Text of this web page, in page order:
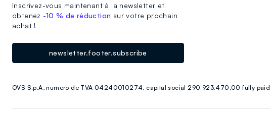
Inscrivez-vous maintenant à la newsletter et
obtenez -10 % de réduction sur votre prochain
achat !
newsletter.footer.subscribe
OVS S.p.A, numéro de TVA 04240010274, capital social 290.923.470,00 fully paid